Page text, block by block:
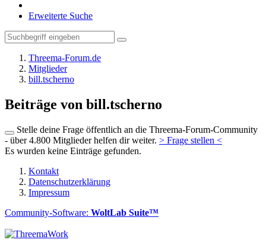
Erweiterte Suche
Threema-Forum.de
Mitglieder
bill.tscherno
Beiträge von bill.tscherno
Stelle deine Frage öffentlich an die Threema-Forum-Community
- über 4.800 Mitglieder helfen dir weiter. > Frage stellen <
Es wurden keine Einträge gefunden.
Kontakt
Datenschutzerklärung
Impressum
Community-Software: WoltLab Suite™